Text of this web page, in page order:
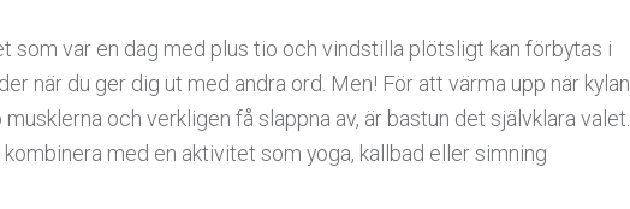
som var en dag med plus tio och vindstilla plötsligt kan förbytas i
när du ger dig ut med andra ord. Men! För att värma upp när kylan
och verkligen få slappna av, är bastun det självklara valet.
med en aktivitet som yoga, kallbad eller simning